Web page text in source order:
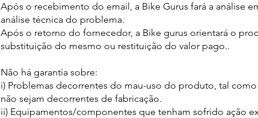
Após o recebimento do email, a Bike Gurus fará a análise
análise técnica do problema.
Após o retorno do fornecedor, a Bike gurus orientará o
substituição do mesmo ou restituição do valor pago..
Não há garantia sobre:
i) Problemas decorrentes do mau-uso do produto, tal
não sejam decorrentes de fabricação.
ii) Equipamentos/componentes que tenham sofrido ação